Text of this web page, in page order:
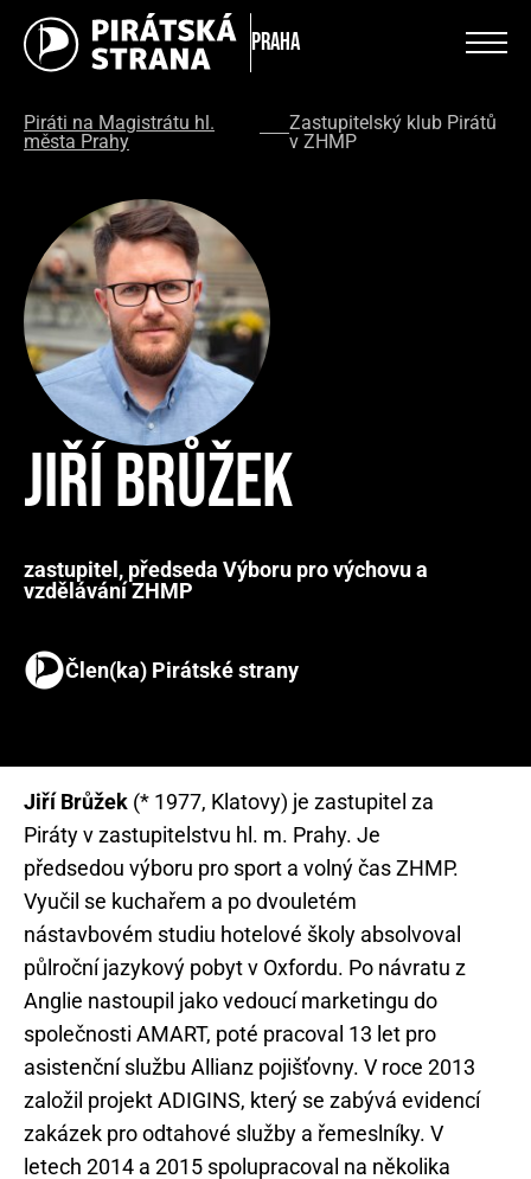
Praha
Piráti na Magistrátu hl.
města Prahy
Zastupitelský klub Pirátů
v ZHMP
Jiří Brůžek
zastupitel, předseda Výboru pro výchovu a
vzdělávání ZHMP
Člen(ka) Pirátské strany
Jiří Brůžek (* 1977, Klatovy) je zastupitel za
Piráty v zastupitelstvu hl. m. Prahy. Je
předsedou výboru pro sport a volný čas ZHMP.
Vyučil se kuchařem a po dvouletém
nástavbovém studiu hotelové školy absolvoval
půlroční jazykový pobyt v Oxfordu. Po návratu z
Anglie nastoupil jako vedoucí marketingu do
společnosti AMART, poté pracoval 13 let pro
asistenční službu Allianz pojišťovny. V roce 2013
založil projekt ADIGINS, který se zabývá evidencí
zakázek pro odtahové služby a řemeslníky. V
letech 2014 a 2015 spolupracoval na několika